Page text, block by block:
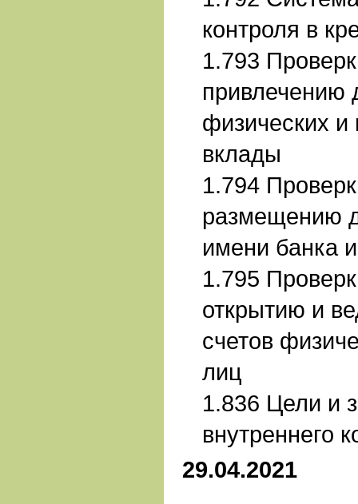
контроля в
1.793
привлечению
физических
вклады
1.794
размещению
имени банка
1.795
открытию и
счетов
лиц
1.836 Цели и
внутреннего
29.04.2021